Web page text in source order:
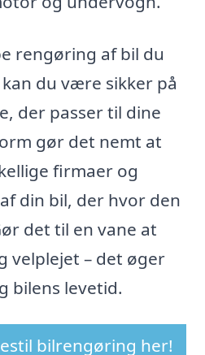
rengøring af bil du
du være sikker på
der passer til dine
gør det nemt at
firmaer og
din bil, der hvor den
det til en vane at
velplejet – det øger
bilens levetid.
bilrengøring her!